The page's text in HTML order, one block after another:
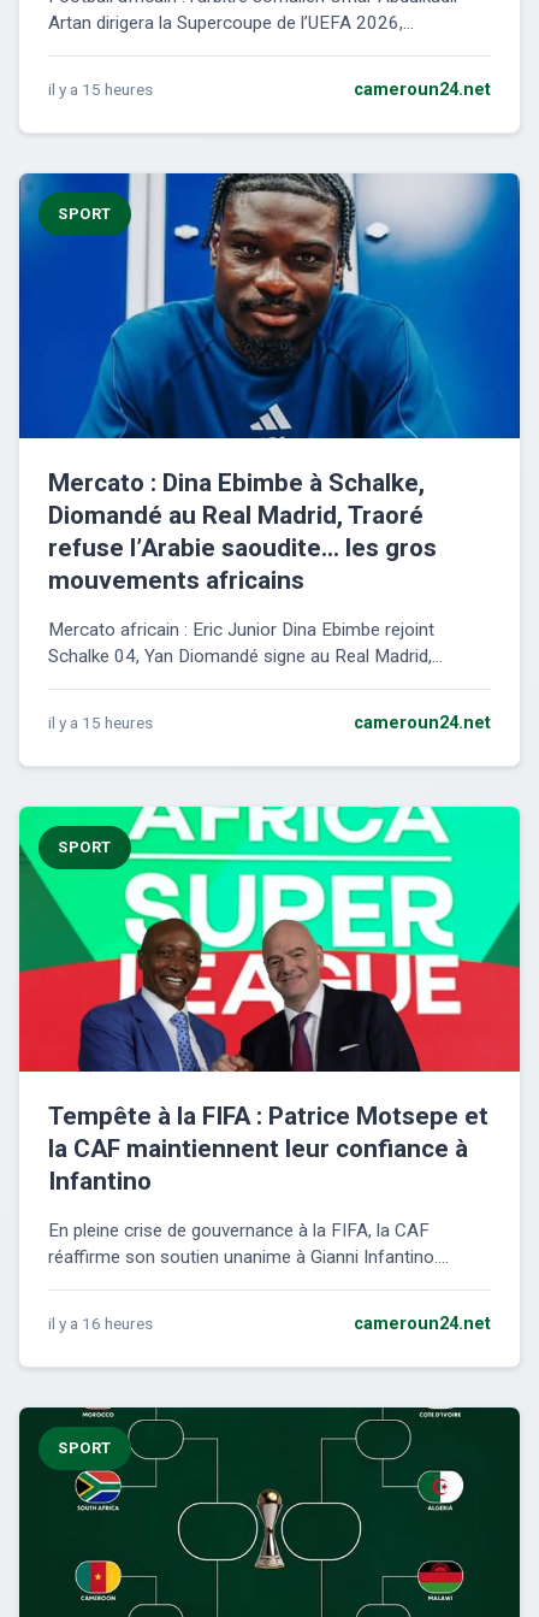
Artan dirigera la Supercoupe de l’UEFA 2026,...
il y a 15 heures cameroun24.net
SPORT
Mercato : Dina Ebimbe à Schalke,
Diomandé au Real Madrid, Traoré
refuse l’Arabie saoudite… les gros
mouvements africains
Mercato africain : Eric Junior Dina Ebimbe rejoint
Schalke 04, Yan Diomandé signe au Real Madrid,...
il y a 15 heures cameroun24.net
SPORT
Tempête à la FIFA : Patrice Motsepe et
la CAF maintiennent leur confiance à
Infantino
En pleine crise de gouvernance à la FIFA, la CAF
réaffirme son soutien unanime à Gianni Infantino....
il y a 16 heures cameroun24.net
SPORT